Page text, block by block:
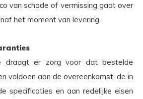
van schade of vermissing gaat over
het moment van levering.
draagt er zorg voor dat bestelde
voldoen aan de overeenkomst, de in
specificaties en aan redelijke eisen